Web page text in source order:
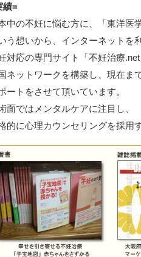
績=
中の不妊に悩む方に、「東洋医
う想いから、インターネットを
対応の専門サイト「不妊治療.net
ネットワークを構築し、現在ま
ートをさせて頂いています。
面ではメンタルケアに注目し、
的に心理カウンセリングを採用す